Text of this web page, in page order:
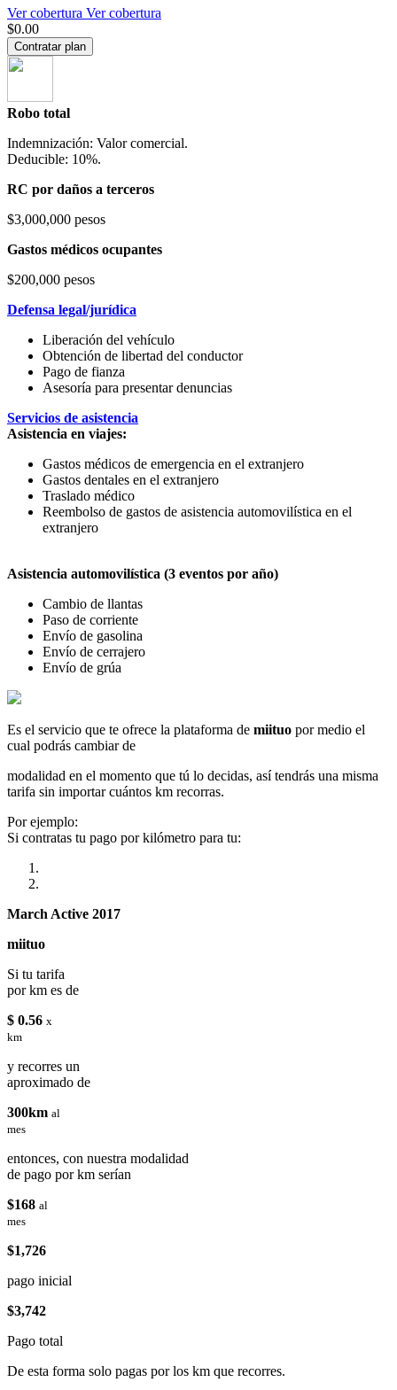
Ver cobertura Ver cobertura
$0.00
Contratar plan
Robo total
Indemnización: Valor comercial.
Deducible: 10%.
RC por daños a terceros
$3,000,000 pesos
Gastos médicos ocupantes
$200,000 pesos
Defensa legal/jurídica
Liberación del vehículo
Obtención de libertad del conductor
Pago de fianza
Asesoría para presentar denuncias
Servicios de asistencia
Asistencia en viajes:
Gastos médicos de emergencia en el extranjero
Gastos dentales en el extranjero
Traslado médico
Reembolso de gastos de asistencia automovilística en el
extranjero
Asistencia automovilística (3 eventos por año)
Cambio de llantas
Paso de corriente
Envío de gasolina
Envío de cerrajero
Envío de grúa
Es el servicio que te ofrece la plataforma de miituo por medio el
cual podrás cambiar de
modalidad en el momento que tú lo decidas, así tendrás una misma
tarifa sin importar cuántos km recorras.
Por ejemplo:
Si contratas tu pago por kilómetro para tu:
March Active 2017
miituo
Si tu tarifa
por km es de
$ 0.56 x
km
y recorres un
aproximado de
300km al
mes
entonces, con nuestra modalidad
de pago por km serían
$168 al
mes
$1,726
pago inicial
$3,742
Pago total
De esta forma solo pagas por los km que recorres.